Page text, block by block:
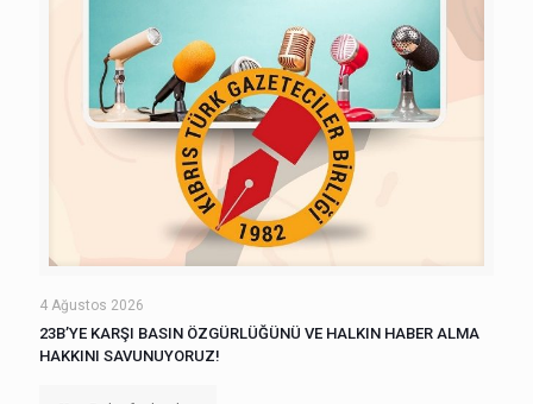
4 Ağustos 2026
23B’YE KARŞI BASIN ÖZGÜRLÜĞÜNÜ VE HALKIN HABER ALMA
HAKKINI SAVUNUYORUZ!